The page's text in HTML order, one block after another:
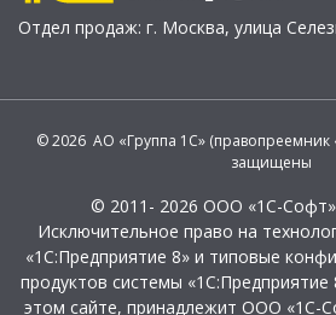
Отдел продаж: г. Москва, улица
© 2026 АО «Группа 1С» (правопреемник
защищены
© 2011- 2026 ООО «1С-
Исключительное право на
«1С:Предприятие 8» и типовые
продуктов системы «1С:Предприятие
этом сайте, принадлежит ООО «1С-